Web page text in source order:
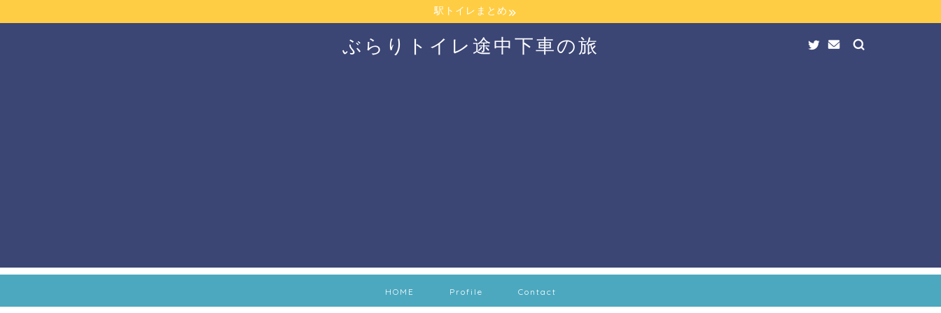
駅トイレまとめ
ぶらりトイレ途中下車の旅
HOME Profile Contact